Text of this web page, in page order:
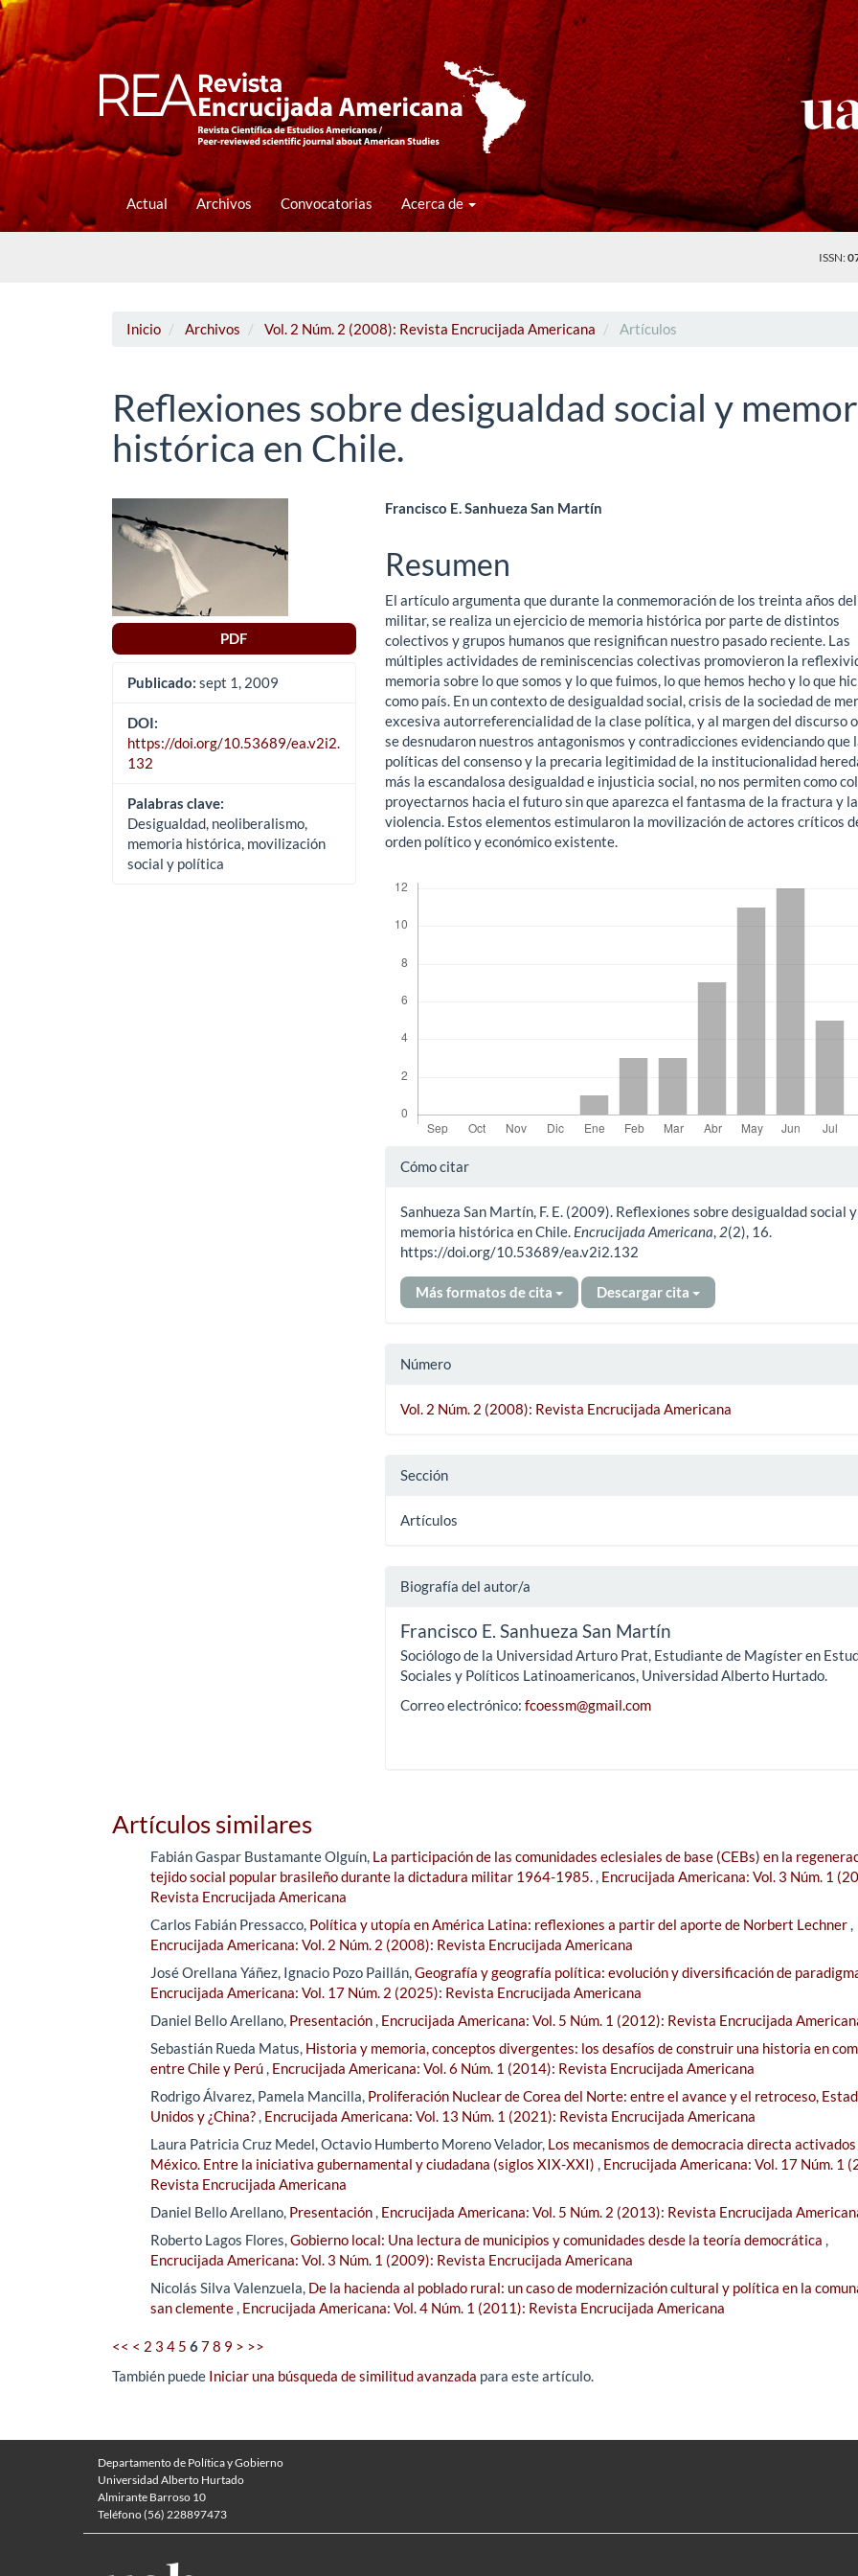
Navegación
Contenido
principal
Barra
Actual Archivos Convocatorias Acerca de
ISSN:
Inicio Archivos Vol. 2 Núm. 2 (2008): Revista Encrucijada Americana Artículos
Reflexiones sobre desigualdad social y
histórica en Chile.
Barra
lateral
del
artículo
PDF
Publicado: sept 1, 2009
DOI:
https://doi.org/10.53689/ea.v2i2.
132
Palabras clave:
Desigualdad, neoliberalismo,
memoria histórica, movilización
social y política
Contenido
principal
del
artículo
Francisco E. Sanhueza San Martín
Resumen
El artículo argumenta que durante la conmemoración de los treinta años
militar, se realiza un ejercicio de memoria histórica por parte de distintos
colectivos y grupos humanos que resignifican nuestro pasado reciente. Las
múltiples actividades de reminiscencias colectivas promovieron la
memoria sobre lo que somos y lo que fuimos, lo que hemos hecho y lo que
como país. En un contexto de desigualdad social, crisis de la sociedad de
excesiva autorreferencialidad de la clase política, y al margen del discurso
se desnudaron nuestros antagonismos y contradicciones evidenciando que
políticas del consenso y la precaria legitimidad de la institucionalidad
más la escandalosa desigualdad e injusticia social, no nos permiten como
proyectarnos hacia el futuro sin que aparezca el fantasma de la fractura y la
violencia. Estos elementos estimularon la movilización de actores críticos
orden político y económico existente.
Detalles
artículo
Cómo citar
Sanhueza San Martín, F. E. (2009). Reflexiones sobre desigualdad social y
memoria histórica en Chile. Encrucijada Americana 2(2), 16.
https://doi.org/10.53689/ea.v2i2.132
Más formatos de cita Descargar cita
Número
Vol. 2 Núm. 2 (2008): Revista Encrucijada Americana
Sección
Artículos
Biografía del autor/a
Francisco E. Sanhueza San Martín
Sociólogo de la Universidad Arturo Prat, Estudiante de Magíster en
Sociales y Políticos Latinoamericanos, Universidad Alberto Hurtado.
Correo electrónico: fcoessm@gmail.com
Artículos similares
Fabián Gaspar Bustamante Olguín, La participación de las comunidades eclesiales de base (CEBs) en la
tejido social popular brasileño durante la dictadura militar 1964-1985., Encrucijada Americana: Vol. 3 Núm. 1
Revista Encrucijada Americana
Carlos Fabián Pressacco, Política y utopía en América Latina: reflexiones a partir del aporte de Norbert Lechner,
Encrucijada Americana: Vol. 2 Núm. 2 (2008): Revista Encrucijada Americana
José Orellana Yáñez, Ignacio Pozo Paillán,Geografía y geografía política: evolución y diversificación de
Encrucijada Americana: Vol. 17 Núm. 2 (2025): Revista Encrucijada Americana
Daniel Bello Arellano, Presentación, Encrucijada Americana: Vol. 5 Núm. 1 (2012): Revista Encrucijada
Sebastián Rueda Matus, Historia y memoria, conceptos divergentes: los desafíos de construir una historia en
entre Chile y Perú, Encrucijada Americana: Vol. 6 Núm. 1 (2014): Revista Encrucijada Americana
Rodrigo Álvarez, Pamela Mancilla, Proliferación Nuclear de Corea del Norte: entre el avance y el retroceso,
Unidos y ¿China?, Encrucijada Americana: Vol. 13 Núm. 1 (2021): Revista Encrucijada Americana
Laura Patricia Cruz Medel, Octavio Humberto Moreno Velador, Los mecanismos de democracia directa activados
México. Entre la iniciativa gubernamental y ciudadana (siglos XIX-XXI) , Encrucijada Americana: Vol. 17 Núm. 1
Revista Encrucijada Americana
Daniel Bello Arellano, Presentación, Encrucijada Americana: Vol. 5 Núm. 2 (2013): Revista Encrucijada
Roberto Lagos Flores,Gobierno local: Una lectura de municipios y comunidades desde la teoría democrática ,
Encrucijada Americana: Vol. 3 Núm. 1 (2009): Revista Encrucijada Americana
Nicolás Silva Valenzuela, De la hacienda al poblado rural: un caso de modernización cultural y política en la
san clemente, Encrucijada Americana: Vol. 4 Núm. 1 (2011): Revista Encrucijada Americana
<< < 2 3 4 5 678 9 > >>
También puede Iniciar una búsqueda de similitud avanzada para este artículo.
Departamento de Política y Gobierno
Universidad Alberto Hurtado
Almirante Barroso 10
Teléfono (56) 228897473